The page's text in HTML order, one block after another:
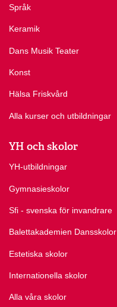
Språk
Keramik
Dans Musik Teater
Konst
Hälsa Friskvård
Alla kurser och utbildningar
YH och skolor
YH-utbildningar
Gymnasieskolor
Sfi - svenska för invandrare
Balettakademien Dansskolor
Estetiska skolor
Internationella skolor
Alla våra skolor